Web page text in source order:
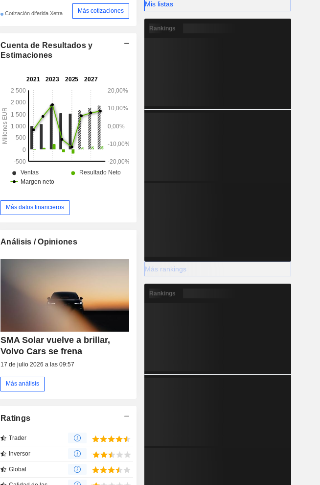
Cotización diferida Xetra Más cotizaciones
Cuenta de Resultados y
Estimaciones
Más datos financieros
Análisis / Opiniones
SMA Solar vuelve a brillar,
Volvo Cars se frena
17 de julio 2026 a las 09:57
Más análisis
Ratings
Trader
Inversor
Global
Mis listas
Rankings
Más rankings
Rankings